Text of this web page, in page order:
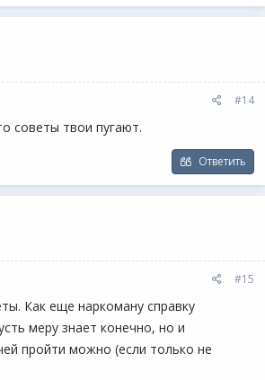
#14
советы твои пугают.
Ответить
#15
Как еще наркоману справку
меру знает конечно, но и
пройти можно (если только не